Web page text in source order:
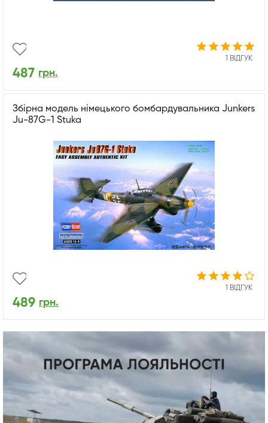
1 ВІДГУК
487 грн.
Збірна модель німецького бомбардувальника Junkers
Ju-87G-1 Stuka
1 ВІДГУК
489 грн.